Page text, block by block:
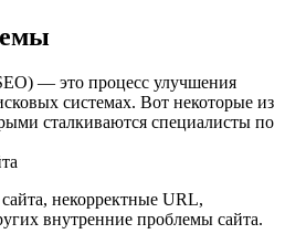
— это процесс улучшения
системах. Вот некоторые из
сталкиваются специалисты по
некорректные URL,
внутренние проблемы сайта.